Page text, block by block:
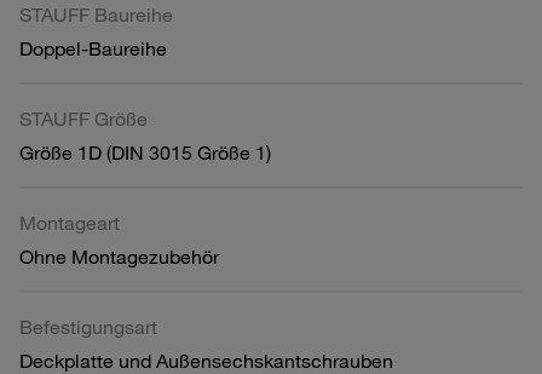
STAUFF Baureihe
Doppel-Baureihe
STAUFF Größe
Größe 1D (DIN 3015 Größe 1)
Montageart
Ohne Montagezubehör
Befestigungsart
Deckplatte und Außensechskantschrauben